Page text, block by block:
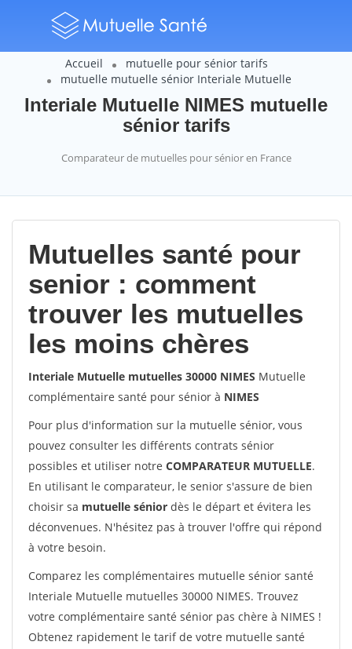
Accueil
mutuelle pour sénior tarifs
mutuelle mutuelle sénior Interiale Mutuelle
Interiale Mutuelle NIMES mutuelle
sénior tarifs
Comparateur de mutuelles pour sénior en France
Mutuelles santé pour
senior : comment
trouver les mutuelles
les moins chères
Interiale Mutuelle mutuelles 30000 NIMES Mutuelle
complémentaire santé pour sénior à NIMES
Pour plus d'information sur la mutuelle sénior, vous
pouvez consulter les différents contrats sénior
possibles et utiliser notre COMPARATEUR MUTUELLE.
En utilisant le comparateur, le senior s'assure de bien
choisir sa mutuelle sénior dès le départ et évitera les
déconvenues. N'hésitez pas à trouver l'offre qui répond
à votre besoin.
Comparez les complémentaires mutuelle sénior santé
Interiale Mutuelle mutuelles 30000 NIMES. Trouvez
votre complémentaire santé sénior pas chère à NIMES !
Obtenez rapidement le tarif de votre mutuelle santé